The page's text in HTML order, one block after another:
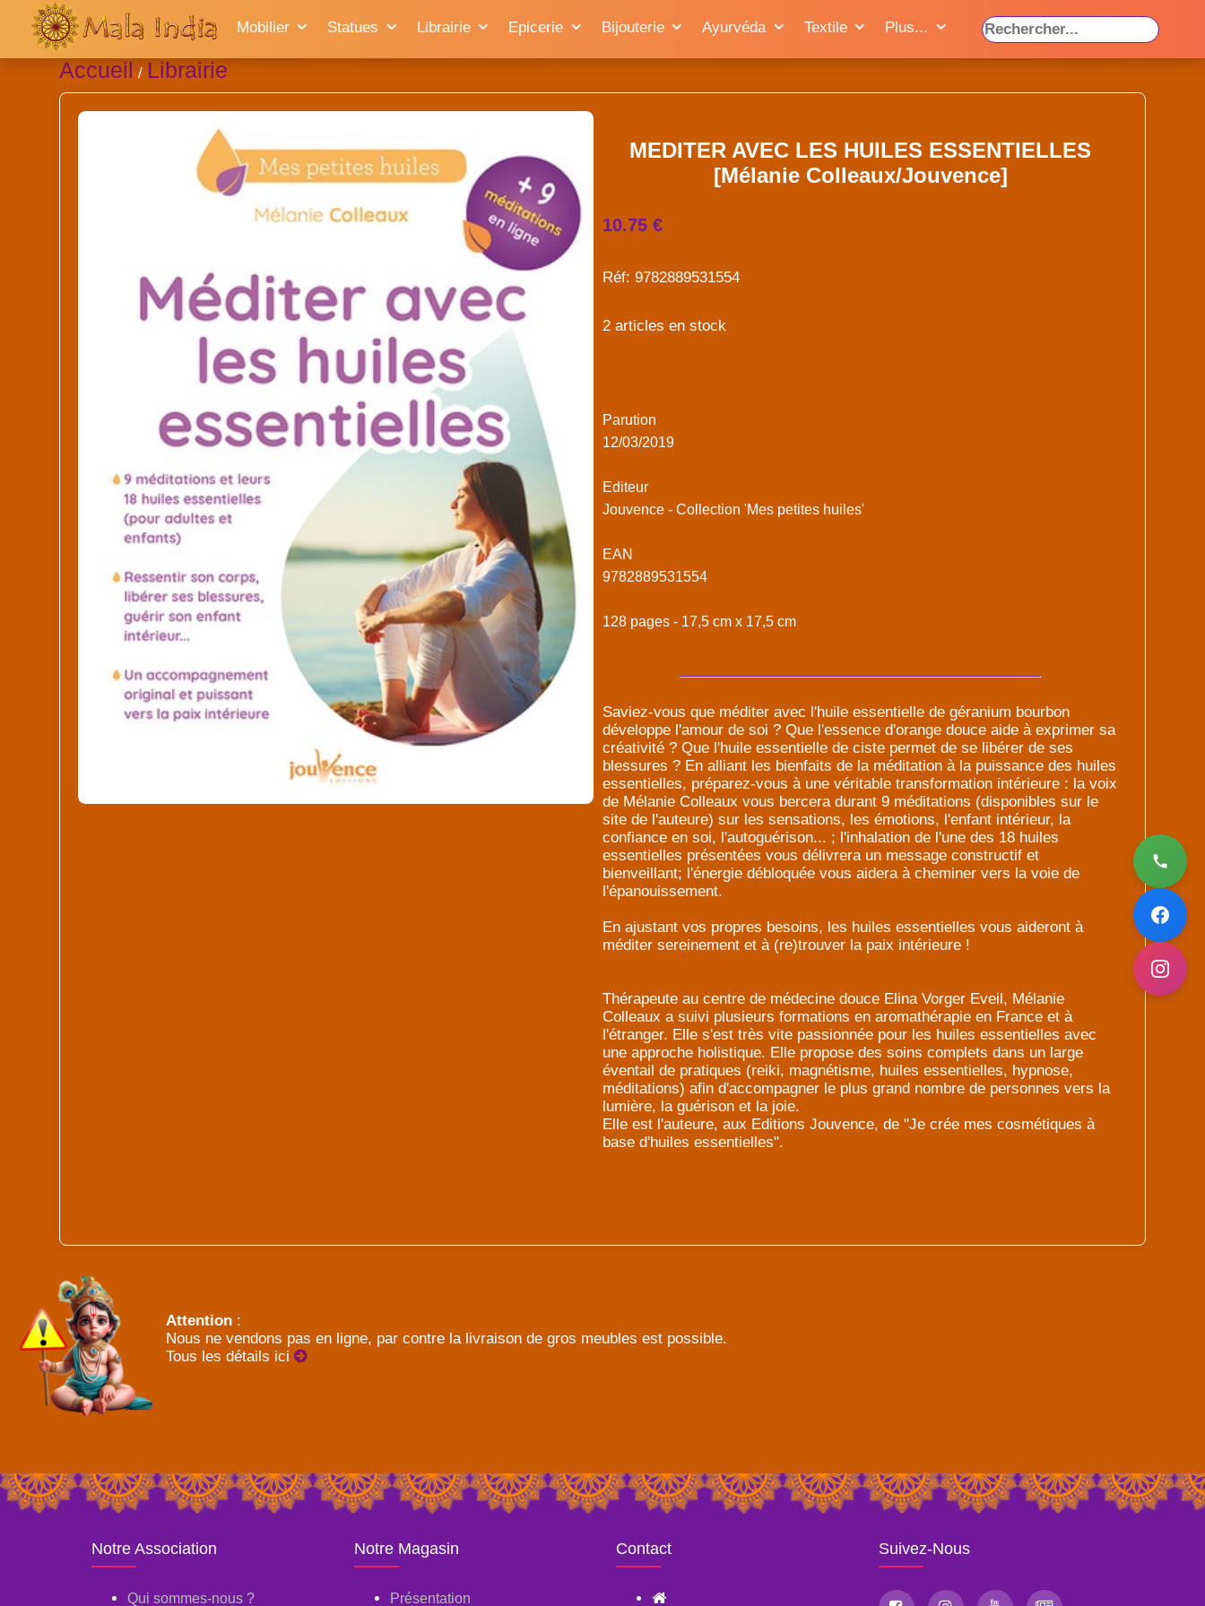
Mobilier Statues Librairie Epicerie Bijouterie Ayurvéda Textile Plus...
Accueil / Librairie
MEDITER AVEC LES HUILES ESSENTIELLES
[Mélanie Colleaux/Jouvence]
10.75 €
Réf: 9782889531554
2 articles en stock
Parution
12/03/2019
Editeur
Jouvence - Collection 'Mes petites huiles'
EAN
9782889531554
128 pages - 17,5 cm x 17,5 cm
Saviez-vous que méditer avec l'huile essentielle de géranium bourbon
développe l'amour de soi ? Que l'essence d'orange douce aide à exprimer sa
créativité ? Que l'huile essentielle de ciste permet de se libérer de ses
blessures ? En alliant les bienfaits de la méditation à la puissance des huiles
essentielles, préparez-vous à une véritable transformation intérieure : la voix
de Mélanie Colleaux vous bercera durant 9 méditations (disponibles sur le
site de l'auteure) sur les sensations, les émotions, l'enfant intérieur, la
confiance en soi, l'autoguérison... ; l'inhalation de l'une des 18 huiles
essentielles présentées vous délivrera un message constructif et
bienveillant; l'énergie débloquée vous aidera à cheminer vers la voie de
l'épanouissement.
En ajustant vos propres besoins, les huiles essentielles vous aideront à
méditer sereinement et à (re)trouver la paix intérieure !
Thérapeute au centre de médecine douce Elina Vorger Eveil, Mélanie
Colleaux a suivi plusieurs formations en aromathérapie en France et à
l'étranger. Elle s'est très vite passionnée pour les huiles essentielles avec
une approche holistique. Elle propose des soins complets dans un large
éventail de pratiques (reiki, magnétisme, huiles essentielles, hypnose,
méditations) afin d'accompagner le plus grand nombre de personnes vers la
lumière, la guérison et la joie.
Elle est l'auteure, aux Editions Jouvence, de "Je crée mes cosmétiques à
base d'huiles essentielles".
Attention :
Nous ne vendons pas en ligne, par contre la livraison de gros meubles est possible.
Tous les détails ici
Notre Association
Qui sommes-nous ?
Notre Magasin
Présentation
Contact Suivez-Nous